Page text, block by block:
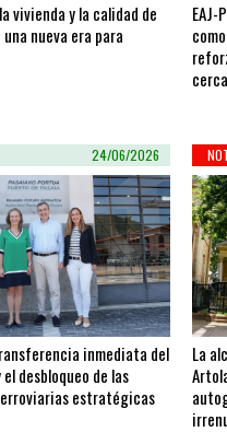
vivienda y la calidad de
nueva era para
EAJ-
24/06/2026
inmediata del
desbloqueo de las
estratégicas
La